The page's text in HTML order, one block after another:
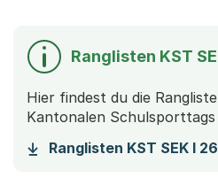
Ranglisten KST
Hier findest du die
Kantonalen Schulsporttags
Ranglisten KST SEK I 26